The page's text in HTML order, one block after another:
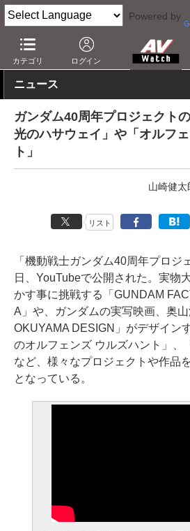
Powered by
カテゴリ ログイン
AV Watch コンテンツ・サービス 映画
ニュース
ガンダム40周年プロジェクト
光のハサウェイ」や「オルフ
ト」
山崎健太
リスト
「機動戦士ガンダム40周年プロジ
日、YouTubeで公開された。実物
かす事に挑戦する「GUNDAM
A」や、ガンダムの実写映画、奥
OKUYAMA DESIGN」がデザイン
のオルフェンズ ウルズハント」、
など、様々なプロジェクトや作品
となっている。